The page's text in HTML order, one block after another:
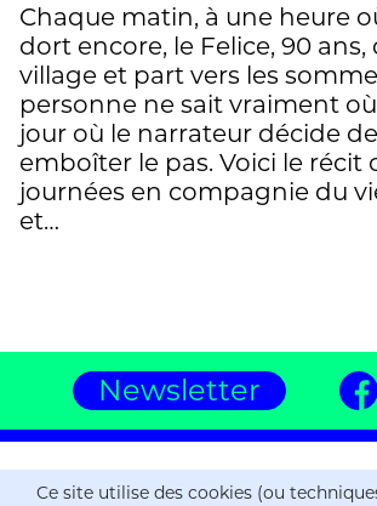
Chaque matin, à une heure
dort encore, le Felice, 90
village et part vers les
personne ne sait vraiment
jour où le narrateur décide
emboîter le pas. Voici le récit
journées en compagnie du
et…
Newsletter
Editions ZOE
Ce site utilise des cookies (ou